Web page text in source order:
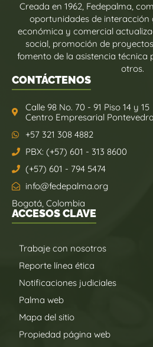
Creada en 1962, Fedepalma,
oportunidades de interacción
económica y comercial
social, promoción de
fomento de la asistencia técnica
otros.
CONTÁCTENOS
Calle 98 No. 70 - 91 Piso 14 y 15
Centro Empresarial Pontevedra
+57 321 308 4882
PBX: (+57) 601 - 313 8600
(+57) 601 - 794 5474
info@fedepalma.org
Bogotá, Colombia
ACCESOS CLAVE
Trabaje con nosotros
Reporte línea ética
Notificaciones judiciales
Palma web
Mapa del sitio
Propiedad página web